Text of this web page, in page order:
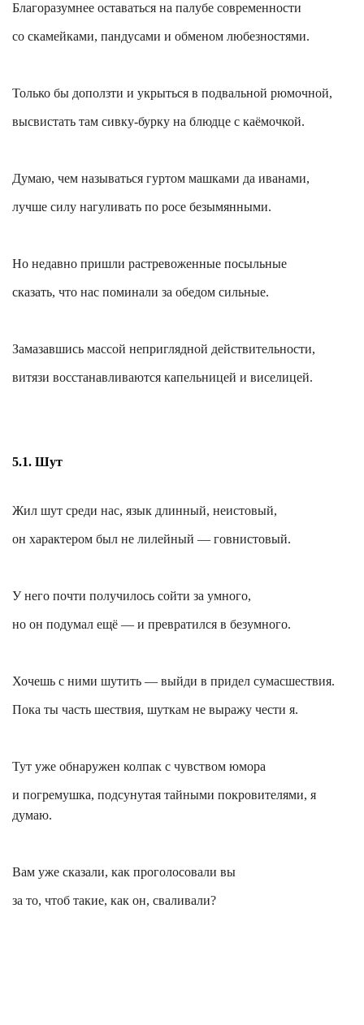
Благоразумнее оставаться на палубе современности
со скамейками, пандусами и обменом любезностями.
Только бы доползти и укрыться в подвальной рюмочной,
высвистать там сивку-бурку на блюдце с каёмочкой.
Думаю, чем называться гуртом машками да иванами,
лучше силу нагуливать по росе безымянными.
Но недавно пришли растревоженные посыльные
сказать, что нас поминали за обедом сильные.
Замазавшись массой неприглядной действительности,
витязи восстанавливаются капельницей и виселицей.
5.1. Шут
Жил шут среди нас, язык длинный, неистовый,
он характером был не лилейный — говнистовый.
У него почти получилось сойти за умного,
но он подумал ещё — и превратился в безумного.
Хочешь с ними шутить — выйди в придел сумасшествия.
Пока ты часть шествия, шуткам не выражу чести я.
Тут уже обнаружен колпак с чувством юмора
и погремушка, подсунутая тайными покровителями, я
думаю.
Вам уже сказали, как проголосовали вы
за то, чтоб такие, как он, сваливали?